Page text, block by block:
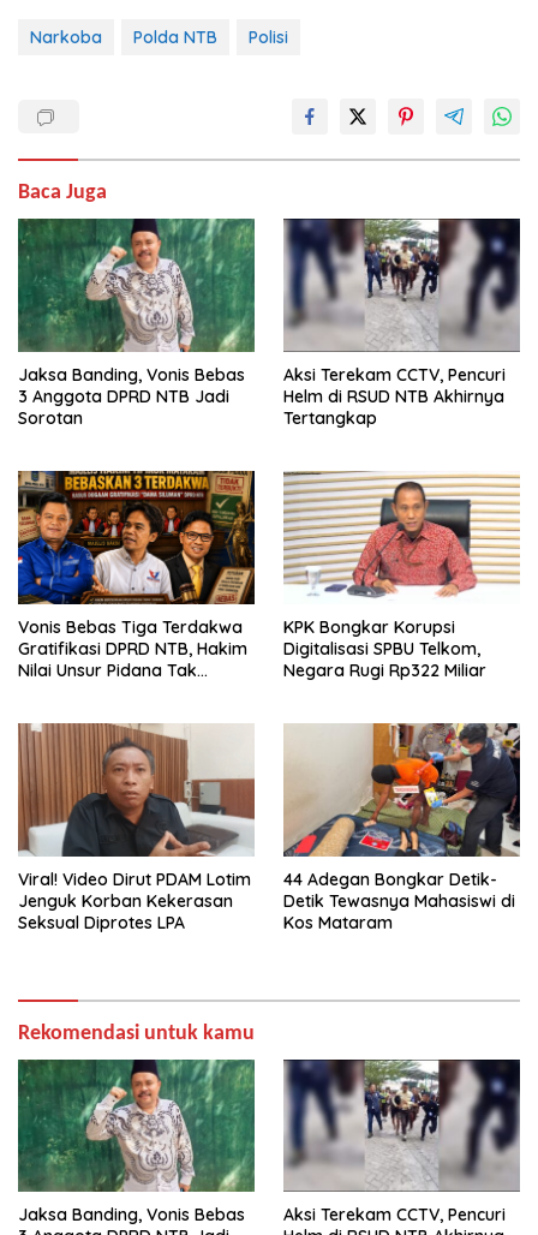
Narkoba Polda NTB Polisi
Baca Juga
Jaksa Banding, Vonis Bebas
3 Anggota DPRD NTB Jadi
Sorotan
Aksi Terekam CCTV, Pencuri
Helm di RSUD NTB Akhirnya
Tertangkap
Vonis Bebas Tiga Terdakwa
Gratifikasi DPRD NTB, Hakim
Nilai Unsur Pidana Tak
KPK Bongkar Korupsi
Digitalisasi SPBU Telkom,
Negara Rugi Rp322 Miliar
Viral! Video Dirut PDAM Lotim
Jenguk Korban Kekerasan
Seksual Diprotes LPA
44 Adegan Bongkar Detik-
Detik Tewasnya Mahasiswi di
Kos Mataram
Rekomendasi untuk kamu
Jaksa Banding, Vonis Bebas
Aksi Terekam CCTV, Pencuri